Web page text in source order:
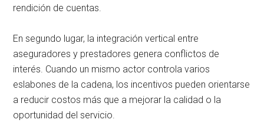
rendición de cuentas.
En segundo lugar, la integración vertical entre
aseguradores y prestadores genera conflictos de
interés. Cuando un mismo actor controla varios
eslabones de la cadena, los incentivos pueden orientarse
a reducir costos más que a mejorar la calidad o la
oportunidad del servicio.